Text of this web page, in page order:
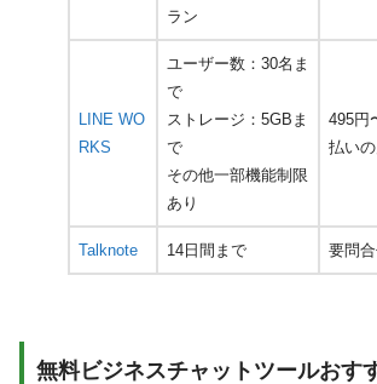
ラン
LINE WO
RKS
ユーザー数：30名ま
で
ストレージ：5GBま
で
その他一部機能制限
あり
495円
払いの
Talknote 14日間まで 要問
無料ビジネスチャットツールおす